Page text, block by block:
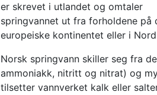
er skrevet i utlandet og omtaler
springvannet ut fra forholdene på
europeiske kontinentet eller i
Norsk springvann skiller seg fra
ammoniakk, nitritt og nitrat) og
tilsetter vannverket kalk eller